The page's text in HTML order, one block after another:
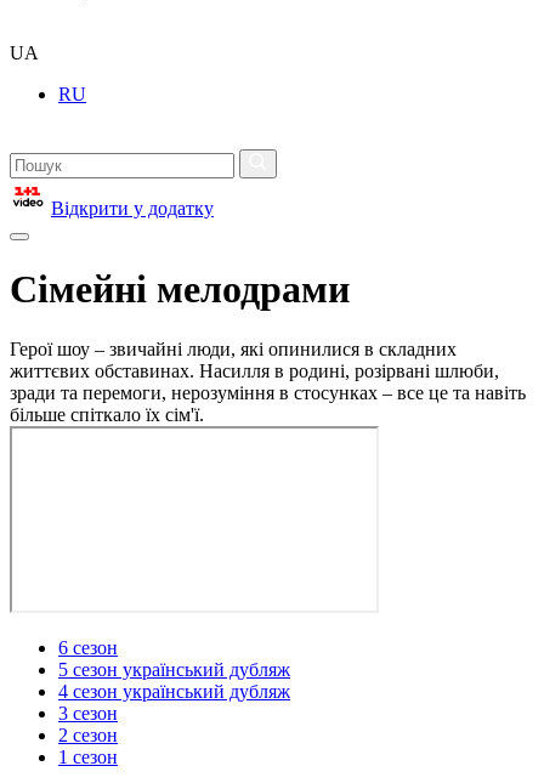
UA
RU
Відкрити у додатку
Сімейні мелодрами
Герої шоу – звичайні люди, які опинилися в складних
життєвих обставинах. Насилля в родині, розірвані шлюби,
зради та перемоги, нерозуміння в стосунках – все це та навіть
більше спіткало їх сім'ї.
6 сезон
5 сезон український дубляж
4 сезон український дубляж
3 сезон
2 сезон
1 сезон